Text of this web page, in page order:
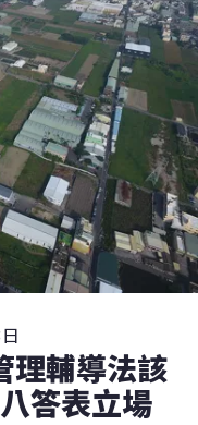
理輔導法該
答表立場